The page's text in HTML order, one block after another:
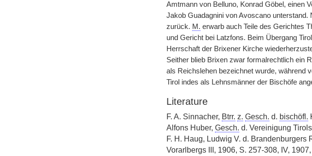
Amtmann von Belluno, Konrad Göbel, einen
Jakob Guadagnini von Avoscano
zurück. M. erwarb auch Teile des Gerichtes
und Gericht bei Latzfons. Beim Übergang
Herrschaft der Brixener Kirche
Seither blieb Brixen zwar formalrechtlich ein
als Reichslehen bezeichnet wurde, während
Tirol indes als Lehnsmänner der Bischöfe
Literature
F. A. Sinnacher, Btrr. z. Gesch. d. bischöfl.
Alfons Huber, Gesch. d. Vereinigung
F. H. Haug, Ludwig V. d.
Vorarlbergs III, 1906, S. 257-308, IV,